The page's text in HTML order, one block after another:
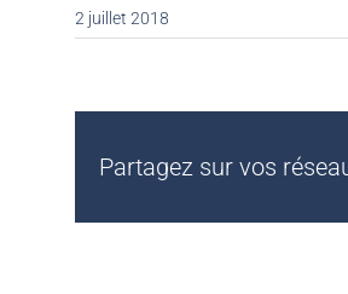
2 juillet 2018
Partagez sur vos